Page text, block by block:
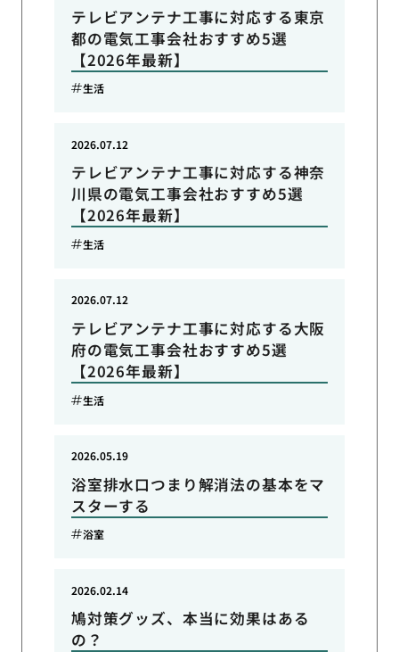
テレビアンテナ工事に対応する東京
都の電気工事会社おすすめ5選
【2026年最新】
生活
テレビアンテナ工事に対応する神奈
川県の電気工事会社おすすめ5選
【2026年最新】
2026.07.12
生活
テレビアンテナ工事に対応する大阪
府の電気工事会社おすすめ5選
【2026年最新】
2026.07.12
生活
浴室排水口つまり解消法の基本をマ
スターする
2026.05.19
浴室
鳩対策グッズ、本当に効果はある
の？
2026.02.14